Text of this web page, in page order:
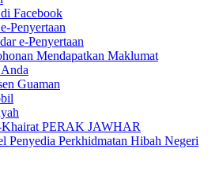
Facebook
Penyertaan
e-Penyertaan
Mendapatkan Maklumat
Guaman
Khairat PERAK JAWHAR
Penyedia Perkhidmatan Hibah Negeri